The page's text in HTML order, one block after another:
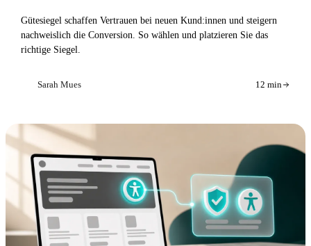
Gütesiegel schaffen Vertrauen bei neuen Kund:innen und steigern
nachweislich die Conversion. So wählen und platzieren Sie das
richtige Siegel.
Sarah Mues 12 min